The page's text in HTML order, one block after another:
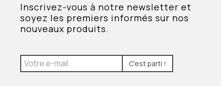
Inscrivez-vous à notre newsletter et
soyez les premiers informés sur nos
nouveaux produits.
C'est parti !